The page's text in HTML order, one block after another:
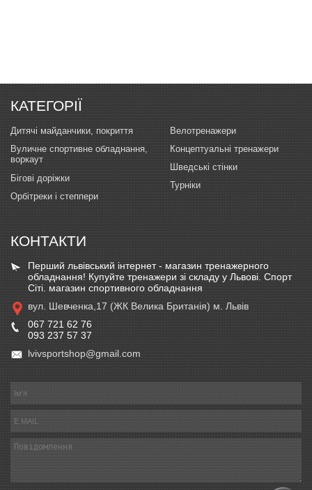
КАТЕГОРІЇ
Дитячі майданчики, покриття
Вуличне спортивне обладнання,
воркаут
Бігові доріжки
Орбітреки і степпери
Велотренажери
Концептуальні тренажери
Шведські стінки
Турніки
КОНТАКТИ
Перший львівський інтернет - магазин тренажерного
обладнання! Купуйте тренажери зі складу у Львові. Спорт
Сіті. магазин спортивного обладнання
вул. Шевченка,17 (ЖК Велика Британія) м. Львів
067 721 62 76
093 237 57 37
lvivsportshop@gmail.com